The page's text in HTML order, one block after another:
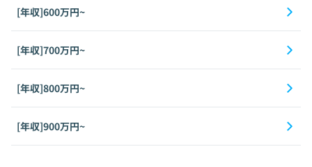
[年収]600万円~
[年収]700万円~
[年収]800万円~
[年収]900万円~